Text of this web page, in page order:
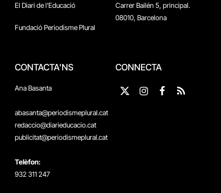
El Diari de l'Educació
Fundació Periodisme Plural
Carrer Bailén 5, principal.
08010, Barcelona
CONTACTA'NS
Ana Basanta
abasanta@periodismeplural.cat
redaccio@diarieducacio.cat
publicitat@periodismeplural.cat
Telèfon:
932 311 247
CONNECTA
X
InstagramFacebook
RSS